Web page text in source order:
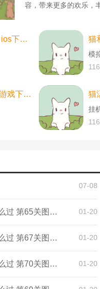
容，带来更多的欢乐，
CATS SOUP ios下载-CATS SOUP ios苹果版 v2.2.0
模
CATS SOUP游戏下载-CATS SOUP游戏中文版 v2.2.0
挂
07-08
召唤与合成解谜第65关怎么过 第65关图文通关攻略 01-20
召唤与合成解谜第67关怎么过 第67关图文通关攻略 01-20
召唤与合成解谜第70关怎么过 第70关图文通关攻略 01-20